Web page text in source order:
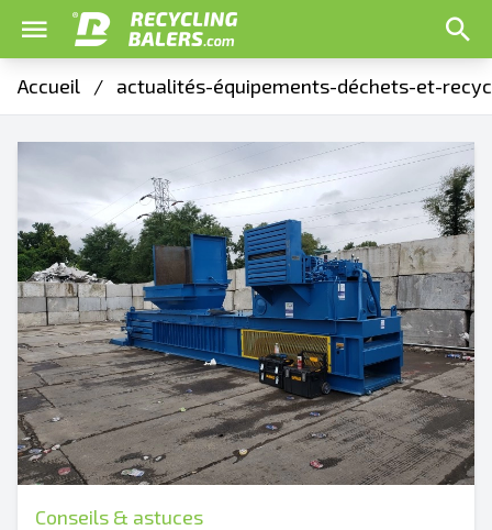
Accueil / actualités-équipements-déchets-et-
Conseils & astuces